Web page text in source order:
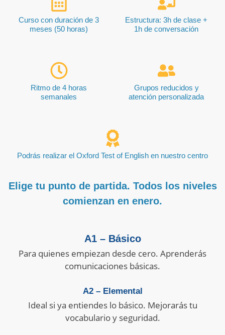
Curso con duración de 3
meses (50 horas)
Estructura: 3h de clase +
1h de conversación
Ritmo de 4 horas
semanales
Grupos reducidos y
atención personalizada
Podrás realizar el Oxford Test of English en nuestro centro
Elige tu punto de partida. Todos los niveles
comienzan en enero.
A1 – Básico
Para quienes empiezan desde cero. Aprenderás
comunicaciones básicas.
A2 – Elemental
Ideal si ya entiendes lo básico. Mejorarás tu
vocabulario y seguridad.